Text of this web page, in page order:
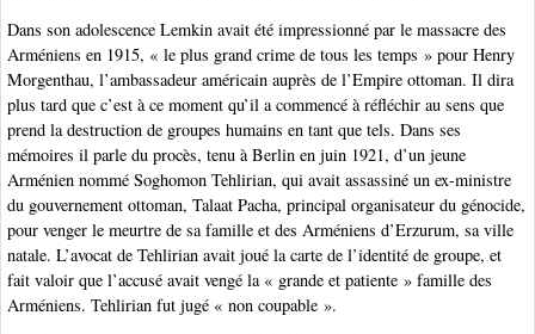
Dans son adolescence Lemkin avait été impressionné par le massacre des
Arméniens en 1915, « le plus grand crime de tous les temps » pour Henry
Morgenthau, l’ambassadeur américain auprès de l’Empire ottoman. Il dira
plus tard que c’est à ce moment qu’il a commencé à réfléchir au sens que
prend la destruction de groupes humains en tant que tels. Dans ses
mémoires il parle du procès, tenu à Berlin en juin 1921, d’un jeune
Arménien nommé Soghomon Tehlirian, qui avait assassiné un ex-ministre
du gouvernement ottoman, Talaat Pacha, principal organisateur du génocide,
pour venger le meurtre de sa famille et des Arméniens d’Erzurum, sa ville
natale. L’avocat de Tehlirian avait joué la carte de l’identité de groupe, et
fait valoir que l’accusé avait vengé la « grande et patiente » famille des
Arméniens. Tehlirian fut jugé « non coupable ».